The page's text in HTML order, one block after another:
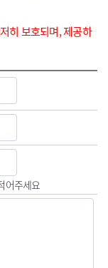
히 보호되며, 제공하
어주세요